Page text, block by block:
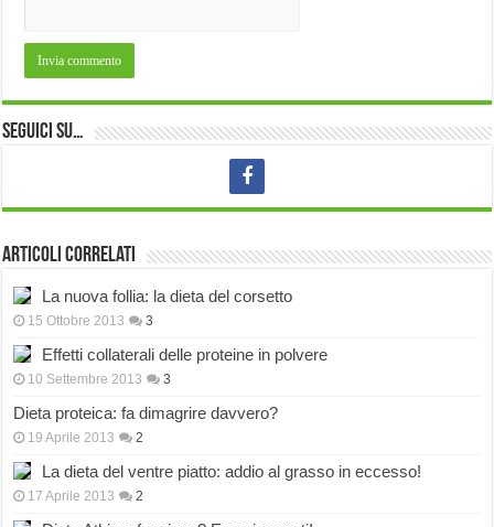
Seguici su…
Articoli correlati
La nuova follia: la dieta del corsetto
15 Ottobre 2013 3
Effetti collaterali delle proteine in polvere
10 Settembre 2013 3
Dieta proteica: fa dimagrire davvero?
19 Aprile 2013 2
La dieta del ventre piatto: addio al grasso in eccesso!
17 Aprile 2013 2